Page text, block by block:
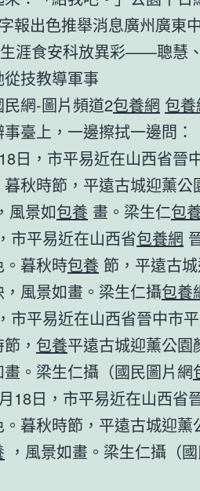
報出色推舉消息廣州廣東
涯食安科放異彩——聰慧
技教導軍事
網-圖片頻道2包養網 包養
臺上，一邊擦拭一邊問：
日，市平易近在山西省晉
秋時節，平遠古城迎薰
風景如包養 畫。梁生仁包
市平易近在山西省包養網
暮秋時包養 節，平遠古
風景如畫。梁生仁攝包養
市平易近在山西省晉中市
， 包養平遠古城迎薰公
。梁生仁攝（國民圖片網
18日，市平易近在山西省
暮秋時節，平遠古城迎
，風景如畫。梁生仁攝（國